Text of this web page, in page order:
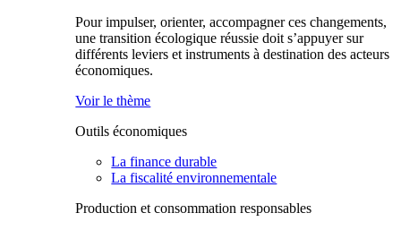
Pour impulser, orienter, accompagner ces changements,
une transition écologique réussie doit s’appuyer sur
différents leviers et instruments à destination des acteurs
économiques.
Voir le thème
Outils économiques
La finance durable
La fiscalité environnementale
Production et consommation responsables